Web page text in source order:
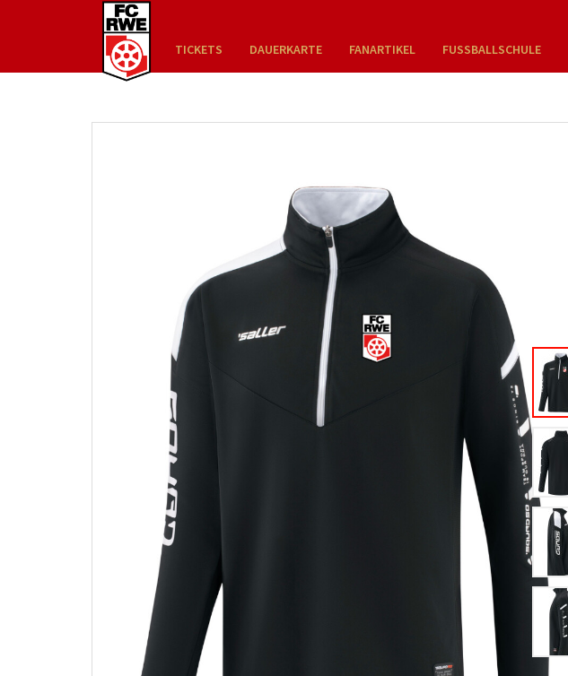
TICKETS DAUERKARTE FANARTIKEL FUSSBALLSCHULE